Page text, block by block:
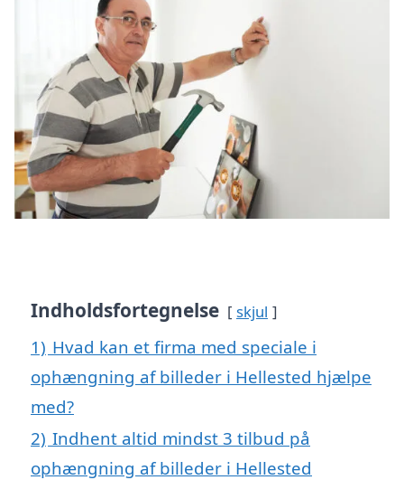
Indholdsfortegnelse skjul
1) Hvad kan et firma med speciale i
ophængning af billeder i Hellested hjælpe
med?
2) Indhent altid mindst 3 tilbud på
ophængning af billeder i Hellested